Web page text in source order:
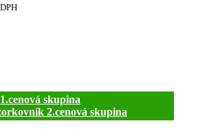
skupina
2.cenová skupina